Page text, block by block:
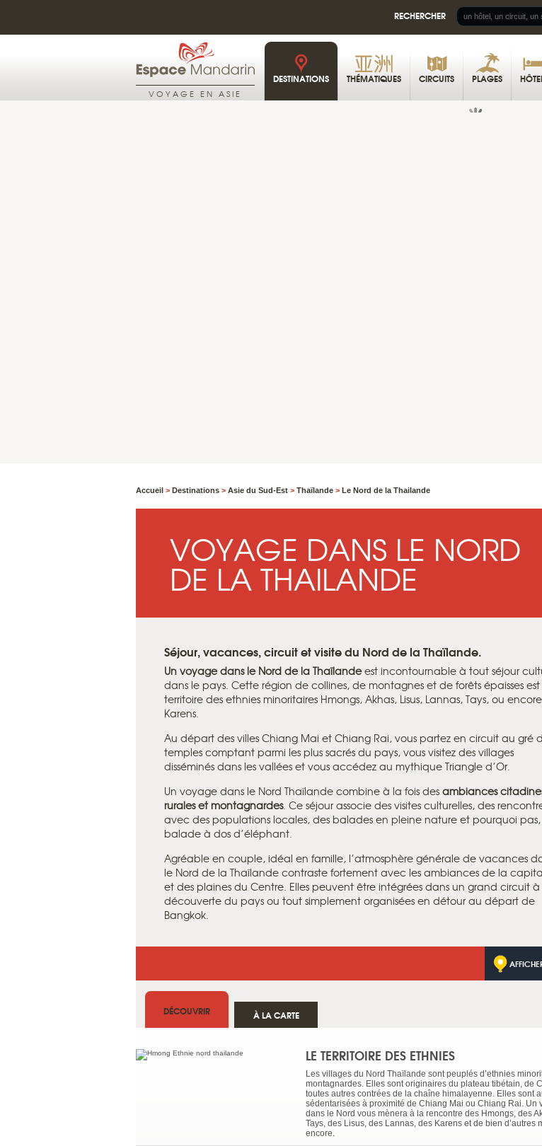
RECHERCHER
VOYAGE EN ASIE
DESTINATIONS THÉMATIQUES CIRCUITS PLAGES
Accueil > Destinations > Asie du Sud-Est > Thaïlande > Le Nord de la Thailande
VOYAGE DANS LE NORD
DE LA THAILANDE
Séjour, vacances, circuit et visite du Nord de la Thaïlande.
Un voyage dans le Nord de la Thaïlande est incontournable à tout séjour
dans le pays. Cette région de collines, de montagnes et de forêts épaisses
territoire des ethnies minoritaires Hmongs, Akhas, Lisus, Lannas, Tays, ou encore
Karens.
Au départ des villes Chiang Mai et Chiang Rai, vous partez en circuit au gré
temples comptant parmi les plus sacrés du pays, vous visitez des villages
disséminés dans les vallées et vous accédez au mythique Triangle d’Or.
Un voyage dans le Nord Thaïlande combine à la fois des ambiances
rurales et montagnardes. Ce séjour associe des visites culturelles, des
avec des populations locales, des balades en pleine nature et pourquoi
balade à dos d’éléphant.
Agréable en couple, idéal en famille, l’atmosphère générale de vacances
le Nord de la Thaïlande contraste fortement avec les ambiances de la
et des plaines du Centre. Elles peuvent être intégrées dans un grand circuit
découverte du pays ou tout simplement organisées en détour au départ de
Bangkok.
DÉCOUVRIR
LE TERRITOIRE DES ETHNIES
Les villages du Nord Thaïlande sont peuplés d’ethnies
montagnardes. Elles sont originaires du plateau tibétain, de
toutes autres contrées de la chaîne himalayenne. Elles sont
sédentarisées à proximité de Chiang Mai ou Chiang Rai. Un
dans le Nord vous mènera à la rencontre des Hmongs, des
Tays, des Lisus, des Lannas, des Karens et de bien d’autres
encore.
À LA CARTE